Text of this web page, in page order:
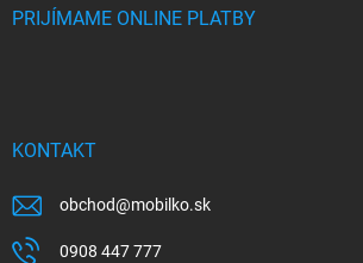
PRIJÍMAME ONLINE PLATBY
KONTAKT
obchod@mobilko.sk
0908 447 777